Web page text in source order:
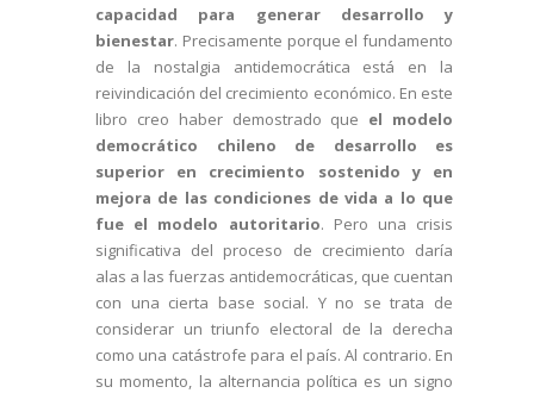
capacidad para generar desarrollo y
bienestar. Precisamente porque el fundamento
de la nostalgia antidemocrática está en la
reivindicación del crecimiento económico. En este
libro creo haber demostrado que el modelo
democrático chileno de desarrollo es
superior en crecimiento sostenido y en
mejora de las condiciones de vida a lo que
fue el modelo autoritario. Pero una crisis
significativa del proceso de crecimiento daría
alas a las fuerzas antidemocráticas, que cuentan
con una cierta base social. Y no se trata de
considerar un triunfo electoral de la derecha
como una catástrofe para el país. Al contrario. En
su momento, la alternancia política es un signo